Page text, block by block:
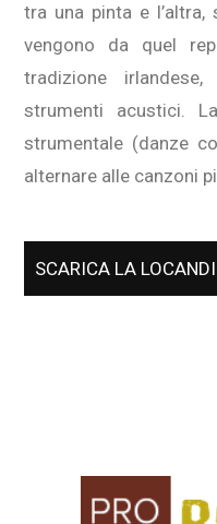
tra una pinta e l’altra,
vengono da quel
tradizione
strumenti acustici.
strumentale (danze
alternare alle canzoni
SCARICA LA